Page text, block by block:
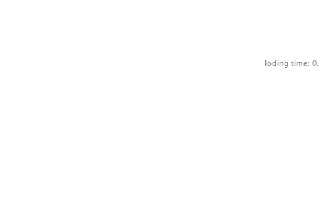
loding time: